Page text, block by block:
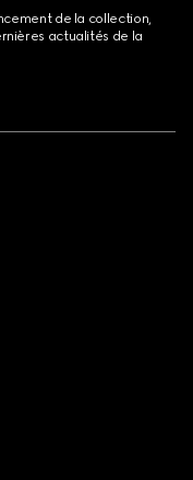
de la collection,
actualités de la